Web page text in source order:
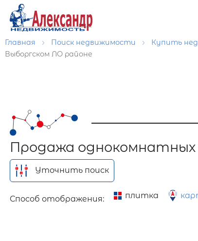
Главная Поиск недвижимости Купить
Выборгском ЛО районе
Продажа
Уточнить поиск
Способ отображения: плитка